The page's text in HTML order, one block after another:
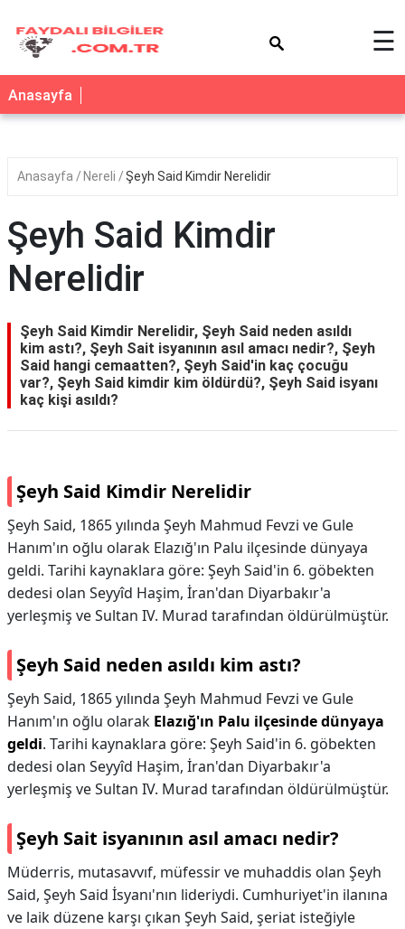
☰
Anasayfa
Anasayfa Nereli Şeyh Said Kimdir Nerelidir
Şeyh Said Kimdir
Nerelidir
Şeyh Said Kimdir Nerelidir, Şeyh Said neden asıldı
kim astı?, Şeyh Sait isyanının asıl amacı nedir?, Şeyh
Said hangi cemaatten?, Şeyh Said'in kaç çocuğu
var?, Şeyh Said kimdir kim öldürdü?, Şeyh Said isyanı
kaç kişi asıldı?
Şeyh Said Kimdir Nerelidir
Şeyh Said, 1865 yılında Şeyh Mahmud Fevzi ve Gule
Hanım'ın oğlu olarak Elazığ'ın Palu ilçesinde dünyaya
geldi. Tarihi kaynaklara göre: Şeyh Said'in 6. göbekten
dedesi olan Seyyîd Haşim, İran'dan Diyarbakır'a
yerleşmiş ve Sultan IV. Murad tarafından öldürülmüştür.
Şeyh Said neden asıldı kim astı?
Şeyh Said, 1865 yılında Şeyh Mahmud Fevzi ve Gule
Hanım'ın oğlu olarak Elazığ'ın Palu ilçesinde dünyaya
geldi. Tarihi kaynaklara göre: Şeyh Said'in 6. göbekten
dedesi olan Seyyîd Haşim, İran'dan Diyarbakır'a
yerleşmiş ve Sultan IV. Murad tarafından öldürülmüştür.
Şeyh Sait isyanının asıl amacı nedir?
Müderris, mutasavvıf, müfessir ve muhaddis olan Şeyh
Said, Şeyh Said İsyanı'nın lideriydi. Cumhuriyet'in ilanına
ve laik düzene karşı çıkan Şeyh Said, şeriat isteğiyle